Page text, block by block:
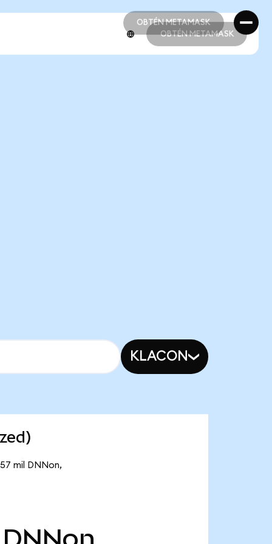
OBTÉN METAMASK
OBTÉN METAMASK
OBTÉN METAMASK
KLACON
mil DNNon,